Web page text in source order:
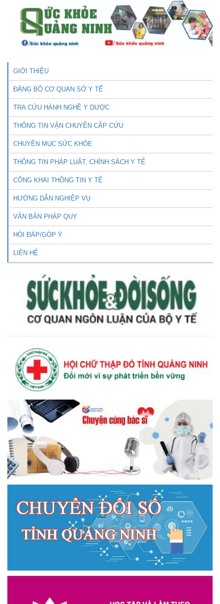
GIỚI THIỆU
ĐẢNG BỘ CƠ QUAN SỞ Y TẾ
TRA CỨU HÀNH NGHỀ Y DƯỢC
THÔNG TIN VẬN CHUYỂN CẤP CỨU
CHUYÊN MỤC SỨC KHỎE
THÔNG TIN PHÁP LUẬT, CHÍNH SÁCH Y TẾ
CÔNG KHAI THÔNG TIN Y TẾ
HƯỚNG DẪN NGHIỆP VỤ
VĂN BẢN PHÁP QUY
HỎI ĐÁP/GÓP Ý
LIÊN HỆ